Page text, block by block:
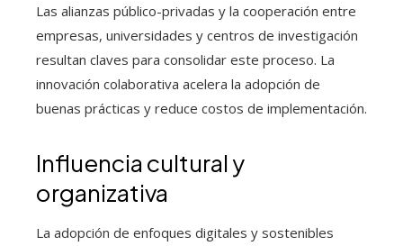
Las alianzas público-privadas y la cooperación entre
empresas, universidades y centros de investigación
resultan claves para consolidar este proceso. La
innovación colaborativa acelera la adopción de
buenas prácticas y reduce costos de implementación.
Influencia cultural y
organizativa
La adopción de enfoques digitales y sostenibles